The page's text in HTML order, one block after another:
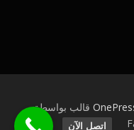
قالب بواسطة
اتصل الآن